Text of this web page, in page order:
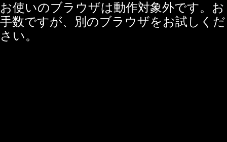
お使いのブラウザは動作対象外です。お
手数ですが、別のブラウザをお試しくだ
さい。